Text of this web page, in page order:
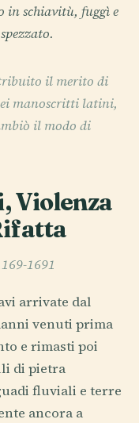
in schiavitù, fuggì e
il merito di
manoscritti latini,
il modo di
Violenza
1691
arrivate dal
venuti prima
e rimasti poi
di pietra
fluviali e terre
ancora a